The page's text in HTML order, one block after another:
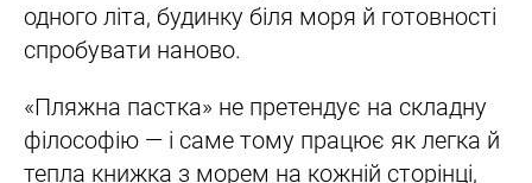
одного літа, будинку біля моря й готовності
спробувати наново.
«Пляжна пастка» не претендує на складну
філософію — і саме тому працює як легка й
тепла книжка з морем на кожній сторінці,